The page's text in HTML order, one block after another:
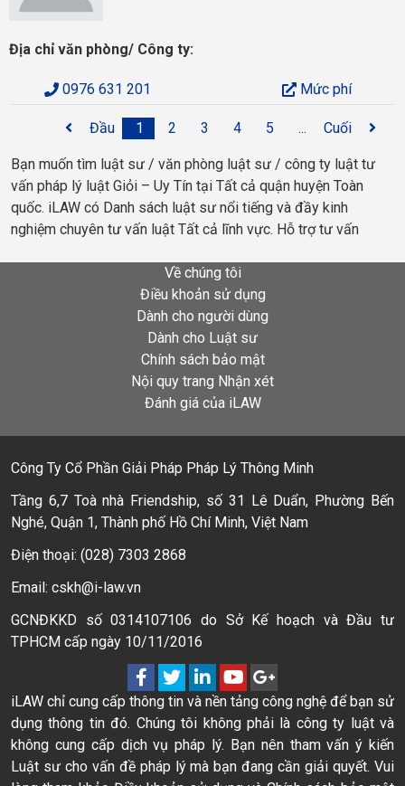
Địa chỉ văn phòng/ Công ty:
0976 631 201 Mức phí
Đầu 1 2 3 4 5 ... Cuối
Bạn muốn tìm luật sư / văn phòng luật sư / công ty luật tư
vấn pháp lý luật Giỏi – Uy Tín tại Tất cả quận huyện Toàn
quốc. iLAW có Danh sách luật sư nổi tiếng và đầy kinh
nghiệm chuyên tư vấn luật Tất cả lĩnh vực. Hỗ trợ tư vấn
Về chúng tôi
Điều khoản sử dụng
Dành cho người dùng
Dành cho Luật sư
Chính sách bảo mật
Nội quy trang Nhận xét
Đánh giá của iLAW
Công Ty Cổ Phần Giải Pháp Pháp Lý Thông Minh
Tầng 6,7 Toà nhà Friendship, số 31 Lê Duẩn, Phường Bến
Nghé, Quận 1, Thành phố Hồ Chí Minh, Việt Nam
Điện thoại: (028) 7303 2868
Email: cskh@i-law.vn
GCNĐKKD số 0314107106 do Sở Kế hoạch và Đầu tư
TPHCM cấp ngày 10/11/2016
iLAW chỉ cung cấp thông tin và nền tảng công nghệ để bạn sử
dụng thông tin đó. Chúng tôi không phải là công ty luật và
không cung cấp dịch vụ pháp lý. Bạn nên tham vấn ý kiến
Luật sư cho vấn đề pháp lý mà bạn đang cần giải quyết. Vui